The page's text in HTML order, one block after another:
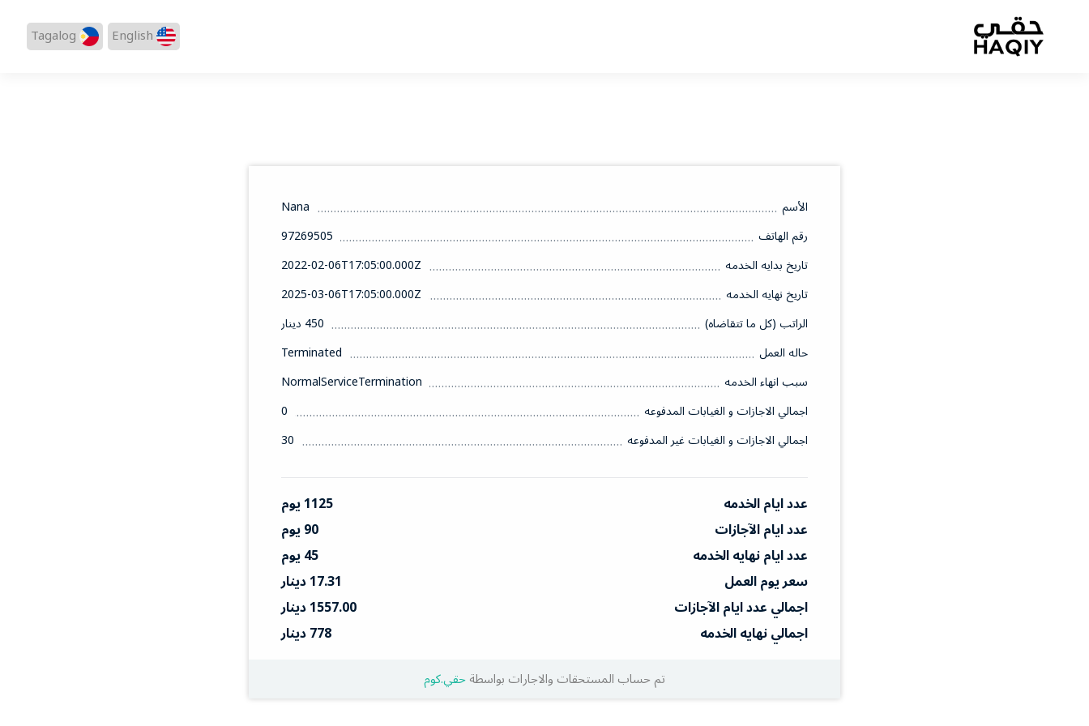
English
Tagalog
الأسم
Nana
رقم الهاتف
97269505
تاريخ بدايه الخدمه
2022-02-06T17:05:00.000Z
تاريخ نهايه الخدمه
2025-03-06T17:05:00.000Z
الراتب (كل ما تتقاضاه)
450 دينار
حاله العمل
Terminated
سبب انهاء الخدمه
NormalServiceTermination
اجمالي الاجازات و الغيابات المدفوعه
0
اجمالي الاجازات و الغيابات غير المدفوعه
30
عدد ايام الخدمه
1125 يوم
عدد ايام الآجازات
90 يوم
عدد ايام نهايه الخدمه
45 يوم
سعر يوم العمل
17.31 دينار
اجمالي عدد ايام الآجازات
1557.00 دينار
اجمالي نهايه الخدمه
778 دينار
تم حساب المستحقات والاجارات بواسطةحقي.كوم